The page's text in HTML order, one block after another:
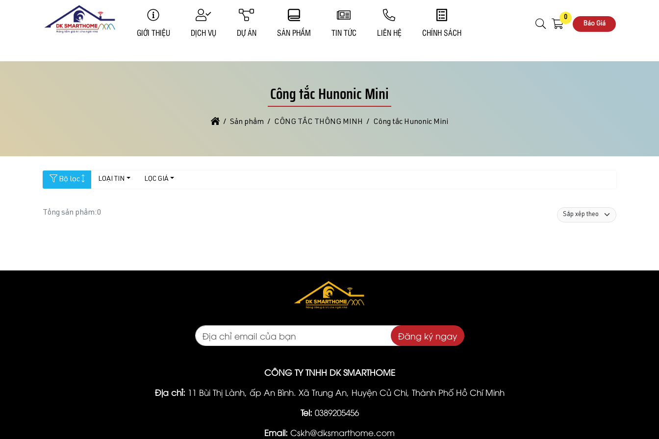
GIỚI THIỆU DỊCH VỤ DỰ ÁN SẢN PHẨM TIN TỨC LIÊN HỆ CHÍNH SÁCH
0
Báo Giá
Công tắc Hunonic Mini
Sản phẩm CÔNG TẮC THÔNG MINH Công tắc Hunonic Mini
Bộ lọc LOẠI TIN LỌC GIÁ
Tổng sản phẩm:0
Đăng ký ngay
CÔNG TY TNHH DK SMARTHOME
Địa chỉ: 11 Bùi Thị Lành, ấp An Bình. Xã Trung An, Huyện Củ Chi, Thành Phố Hồ Chí Minh
Tel: 0389205456
Email: Cskh@dksmarthome.com